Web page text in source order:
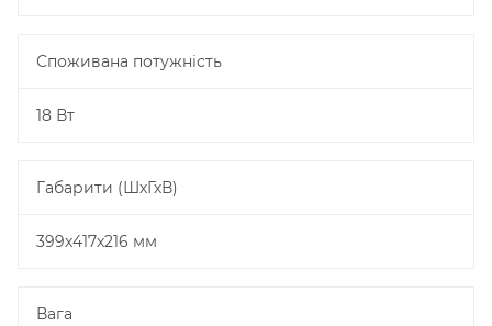
Споживана потужність
18 Вт
Габарити (ШхГхВ)
399x417x216 мм
Вага